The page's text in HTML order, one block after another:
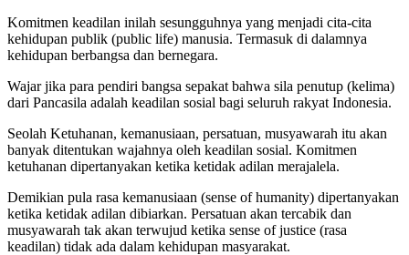
Komitmen keadilan inilah sesungguhnya yang menjadi cita-cita
kehidupan publik (public life) manusia. Termasuk di dalamnya
kehidupan berbangsa dan bernegara.
Wajar jika para pendiri bangsa sepakat bahwa sila penutup (kelima)
dari Pancasila adalah keadilan sosial bagi seluruh rakyat Indonesia.
Seolah Ketuhanan, kemanusiaan, persatuan, musyawarah itu akan
banyak ditentukan wajahnya oleh keadilan sosial. Komitmen
ketuhanan dipertanyakan ketika ketidak adilan merajalela.
Demikian pula rasa kemanusiaan (sense of humanity) dipertanyakan
ketika ketidak adilan dibiarkan. Persatuan akan tercabik dan
musyawarah tak akan terwujud ketika sense of justice (rasa
keadilan) tidak ada dalam kehidupan masyarakat.